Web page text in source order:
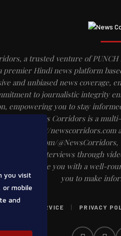
a trusted venture of PUNCH
premier Hindi news platform
and unbiased news coverage,
to journalistic integrity
empowering you to stay
website, News Corridors is a
https://newscorridors.com
insightful interviews through
to provide you with a well-
you to make
TERMS OF SERVICE | PRIVACY
you visit
mobile
and